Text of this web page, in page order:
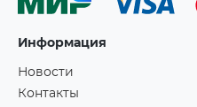
Информация
Новости
Контакты